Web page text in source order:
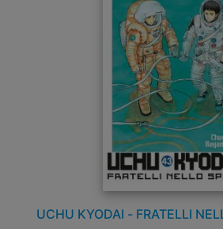
UCHU KYODAI - FRATELLI